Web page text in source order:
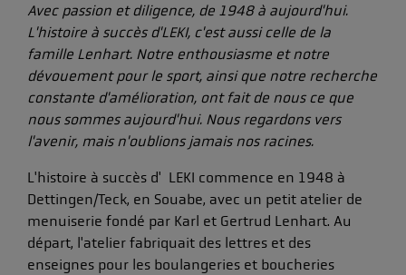
Avec passion et diligence, de 1948 à aujourd'hui.
L'histoire à succès d'LEKI, c'est aussi celle de la
famille Lenhart. Notre enthousiasme et notre
dévouement pour le sport, ainsi que notre recherche
constante d'amélioration, ont fait de nous ce que
nous sommes aujourd'hui. Nous regardons vers
l'avenir, mais n'oublions jamais nos racines.
L'histoire à succès d' LEKI commence en 1948 à
Dettingen/Teck, en Souabe, avec un petit atelier de
menuiserie fondé par Karl et Gertrud Lenhart. Au
départ, l'atelier fabriquait des lettres et des
enseignes pour les boulangeries et boucheries